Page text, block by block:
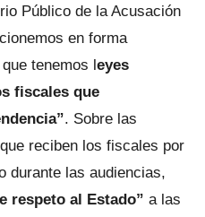
Público de la Acusación
en forma
tenemos l eyes
fiscales que
. Sobre las
reciben los fiscales por
durante las audiencias,
respeto al Estado” a las